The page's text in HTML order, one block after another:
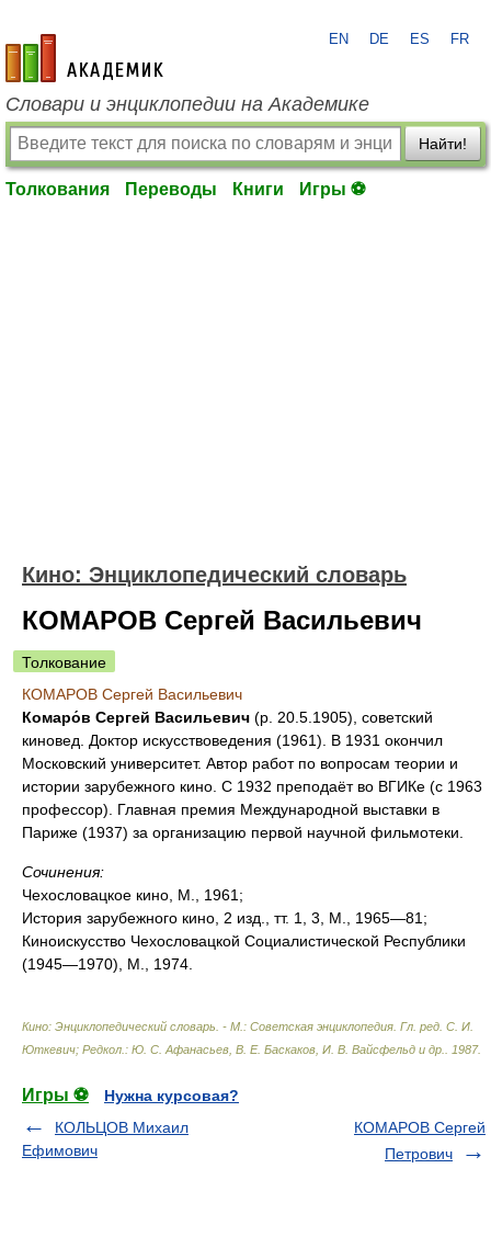
academic.ru
EN DE ES FR
Словари и энциклопедии на Академике
Найти!
Толкования Переводы Книги Игры ⚽
Кино: Энциклопедический словарь
КОМАРОВ Сергей Васильевич
Толкование
КОМАРОВ Сергей Васильевич
Комаро́в Сергей Васильевич (р. 20.5.1905), советский
киновед. Доктор искусствоведения (1961). В 1931 окончил
Московский университет. Автор работ по вопросам теории и
истории зарубежного кино. С 1932 преподаёт во ВГИКе (с 1963
профессор). Главная премия Международной выставки в
Париже (1937) за организацию первой научной фильмотеки.
Сочинения:
Чехословацкое кино, М., 1961;
История зарубежного кино, 2 изд., тт. 1, 3, М., 1965—81;
Киноискусство Чехословацкой Социалистической Республики
(1945—1970), М., 1974.
Кино: Энциклопедический словарь. - М.: Советская энциклопедия Гл. ред. С. И.
Юткевич; Редкол.: Ю. С. Афанасьев, В. Е. Баскаков, И. В. Вайсфельд и др.
1987.
Игры ⚽
Нужна курсовая?
КОЛЬЦОВ Михаил
Ефимович
КОМАРОВ Сергей
Петрович